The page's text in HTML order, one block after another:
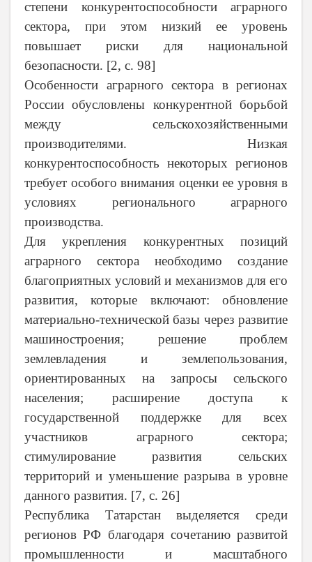
степени конкурентоспособности аграрного
сектора, при этом низкий ее уровень
повышает риски для национальной
безопасности. [2, с. 98]
Особенности аграрного сектора в регионах
России обусловлены конкурентной борьбой
между сельскохозяйственными
производителями. Низкая
конкурентоспособность некоторых регионов
требует особого внимания оценки ее уровня в
условиях регионального аграрного
производства.
Для укрепления конкурентных позиций
аграрного сектора необходимо создание
благоприятных условий и механизмов для его
развития, которые включают: обновление
материально-технической базы через развитие
машиностроения; решение проблем
землевладения и землепользования,
ориентированных на запросы сельского
населения; расширение доступа к
государственной поддержке для всех
участников аграрного сектора;
стимулирование развития сельских
территорий и уменьшение разрыва в уровне
данного развития. [7, с. 26]
Республика Татарстан выделяется среди
регионов РФ благодаря сочетанию развитой
промышленности и масштабного